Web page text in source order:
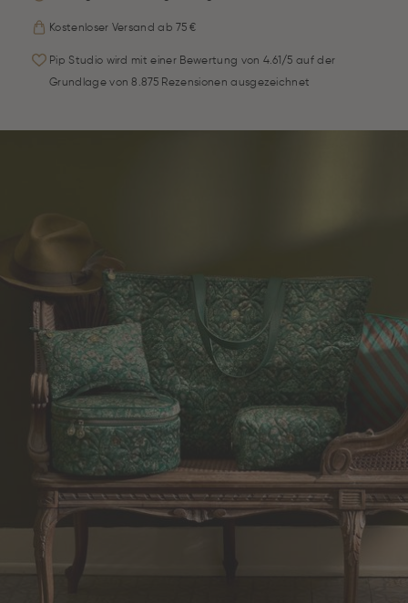
Kostenloser Versand ab 75 €
Pip Studio wird mit einer Bewertung von 4.61/5 auf der
Grundlage von 8.875 Rezensionen ausgezeichnet